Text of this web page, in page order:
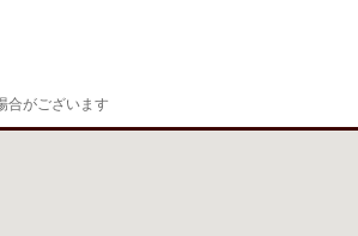
合がございます